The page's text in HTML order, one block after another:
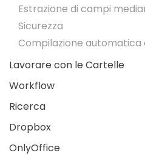
Estrazione di campi
Sicurezza
Compilazione
Lavorare con le Cartelle
Workflow
Ricerca
Dropbox
OnlyOffice